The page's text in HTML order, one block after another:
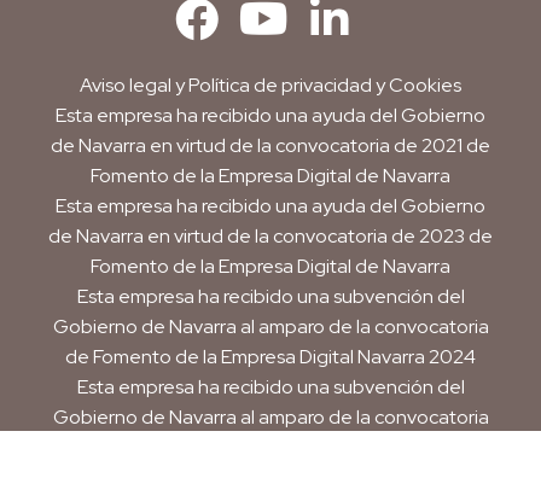
Aviso legalyPolítica de privacidad y Cookies
Esta empresa ha recibido una ayuda del Gobierno
de Navarra en virtud de la convocatoria de 2021 de
Fomento de la Empresa Digital de Navarra
Esta empresa ha recibido una ayuda del Gobierno
de Navarra en virtud de la convocatoria de 2023 de
Fomento de la Empresa Digital de Navarra
Esta empresa ha recibido una subvención del
Gobierno de Navarra al amparo de la convocatoria
de Fomento de la Empresa Digital Navarra 2024
Esta empresa ha recibido una subvención del
Gobierno de Navarra al amparo de la convocatoria